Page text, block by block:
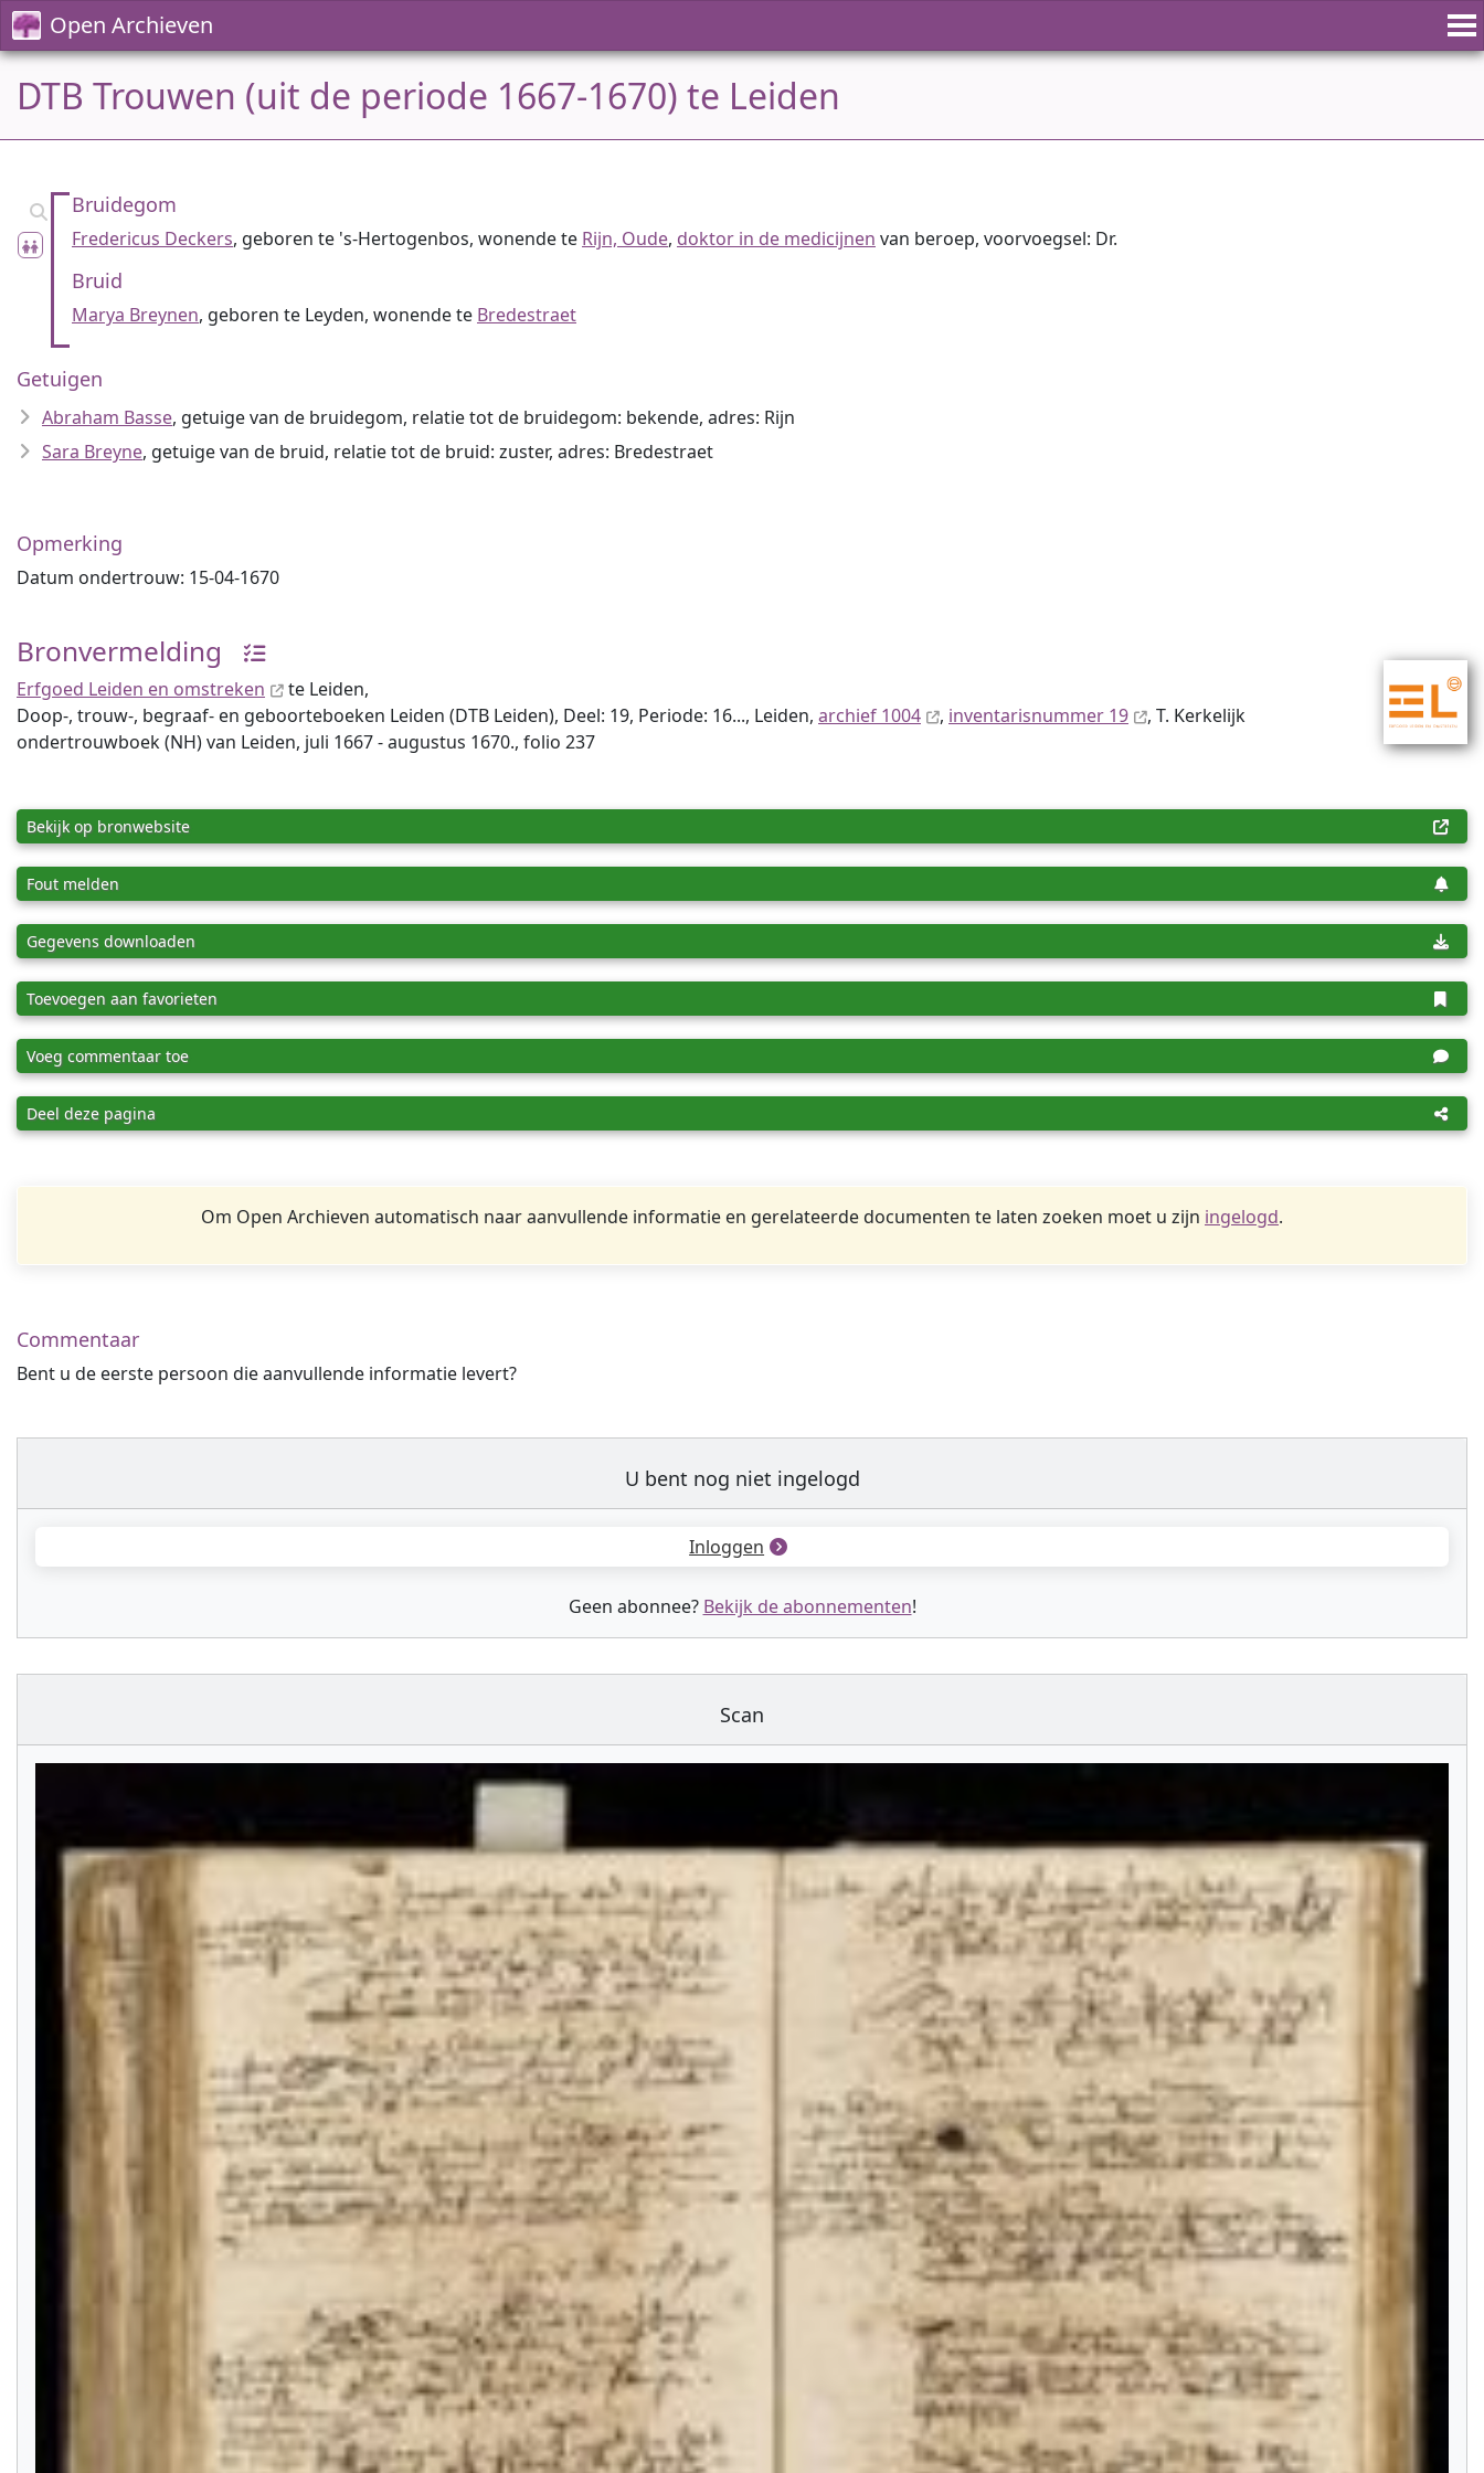
Open Archieven
DTB Trouwen (uit de periode 1667-1670) te Leiden
Bruidegom
Fredericus Deckers, geboren te 's-Hertogenbos, wonende te Rijn, Oude, doktor in de medicijnen van beroep, voorvoegsel: Dr.
Bruid
Marya Breynen, geboren te Leyden, wonende te Bredestraet
Getuigen
Abraham Basse, getuige van de bruidegom, relatie tot de bruidegom: bekende, adres: Rijn
Sara Breyne, getuige van de bruid, relatie tot de bruid: zuster, adres: Bredestraet
Opmerking
Datum ondertrouw: 15-04-1670
Bronvermelding
Erfgoed Leiden en omstreken
te Leiden,
Doop-, trouw-, begraaf- en geboorteboeken Leiden (DTB Leiden), Deel: 19, Periode: 16..., Leiden, archief 1004 , inventaris­num­mer 19
, T. Kerkelijk
ondertrouwboek (NH) van Leiden, juli 1667 - augustus 1670., folio 237
Bekijk op bronwebsite
Fout melden
Gegevens downloaden
Toevoegen aan favorieten
Voeg commentaar toe
Deel deze pagina
Om Open Archieven automatisch naar aanvullende informatie en gerelateerde documenten te laten zoeken moet u zijn ingelogd.
Commentaar
Bent u de eerste persoon die aanvullende informatie levert?
U bent nog niet ingelogd
Inloggen
Geen abonnee? Bekijk de abonnementen!
Scan